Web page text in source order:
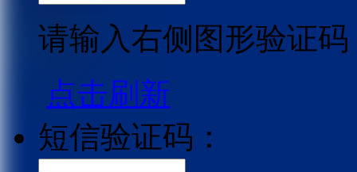
请输入右侧图形验证码
点击刷新
短信验证码：